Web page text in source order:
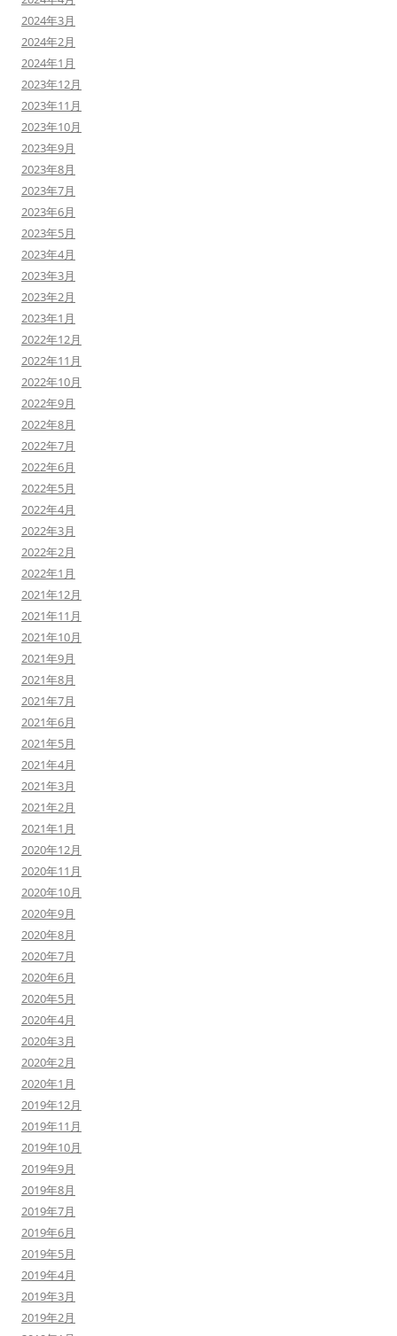
2024年3月
2024年2月
2024年1月
2023年12月
2023年11月
2023年10月
2023年9月
2023年8月
2023年7月
2023年6月
2023年5月
2023年4月
2023年3月
2023年2月
2023年1月
2022年12月
2022年11月
2022年10月
2022年9月
2022年8月
2022年7月
2022年6月
2022年5月
2022年4月
2022年3月
2022年2月
2022年1月
2021年12月
2021年11月
2021年10月
2021年9月
2021年8月
2021年7月
2021年6月
2021年5月
2021年4月
2021年3月
2021年2月
2021年1月
2020年12月
2020年11月
2020年10月
2020年9月
2020年8月
2020年7月
2020年6月
2020年5月
2020年4月
2020年3月
2020年2月
2020年1月
2019年12月
2019年11月
2019年10月
2019年9月
2019年8月
2019年7月
2019年6月
2019年5月
2019年4月
2019年3月
2019年2月